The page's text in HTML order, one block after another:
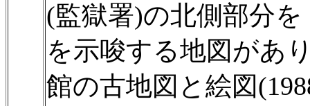
(監獄署)の北側部分
を示唆する地図があ
館の古地図と絵図